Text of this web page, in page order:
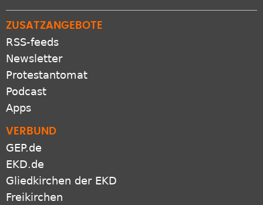
RSS-feeds
Newsletter
Protestantomat
Podcast
Apps
GEP.de
EKD.de
Gliedkirchen der EKD
Freikirchen